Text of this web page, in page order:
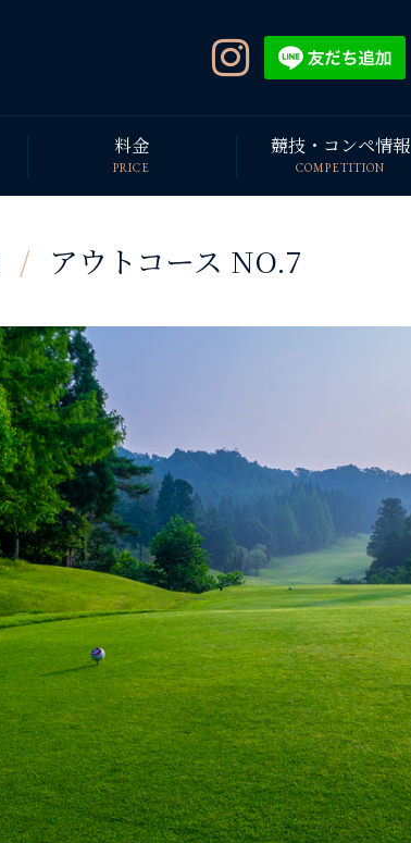
料金
PRICE
競技・コンペ情報
COMPETITION
/ アウトコース NO.7